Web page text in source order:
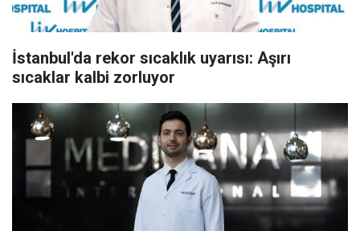
İstanbul'da rekor sıcaklık uyarısı: Aşırı
sıcaklar kalbi zorluyor